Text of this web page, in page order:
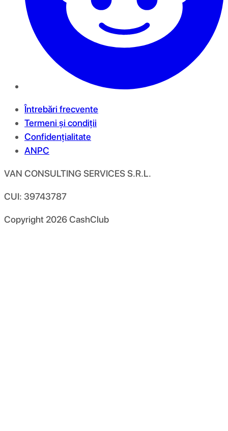
Întrebări frecvente
Termeni și condiții
Confidențialitate
ANPC
VAN CONSULTING SERVICES S.R.L.
CUI: 39743787
Copyright 2026CashClub